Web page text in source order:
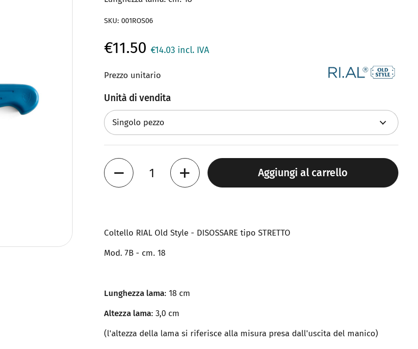
SKU: 001ROS06
€11.50 €14.03 incl. IVA
Prezzo unitario
Unità di vendita
Quantità
Aggiungi al carrello
Coltello RIAL Old Style - DISOSSARE tipo STRETTO
Mod. 7B - cm. 18
Lunghezza lama: 18 cm
Altezza lama: 3,0 cm
(l'altezza della lama si riferisce alla misura presa dall'uscita del manico)